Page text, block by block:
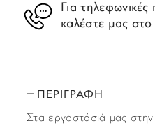
Για τηλεφωνικές
καλέστε μας
ΠΕΡΙΓΡΑΦΗ
Στα εργοστάσιά μας στην